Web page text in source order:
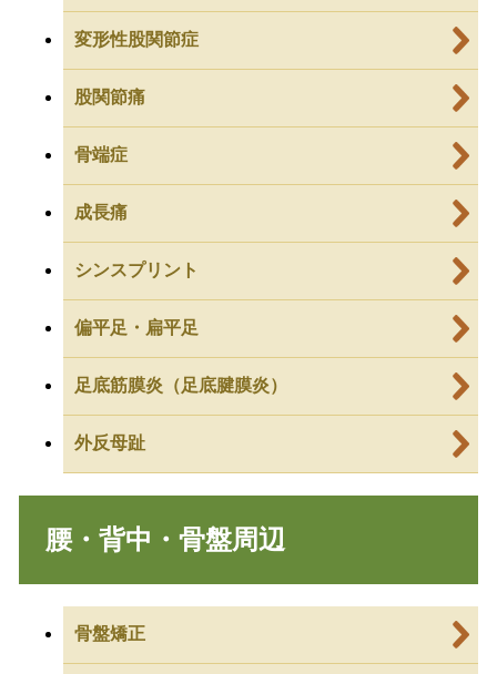
変形性股関節症
股関節痛
骨端症
成長痛
シンスプリント
偏平足・扁平足
足底筋膜炎（足底腱膜炎）
外反母趾
腰・背中・骨盤周辺
骨盤矯正